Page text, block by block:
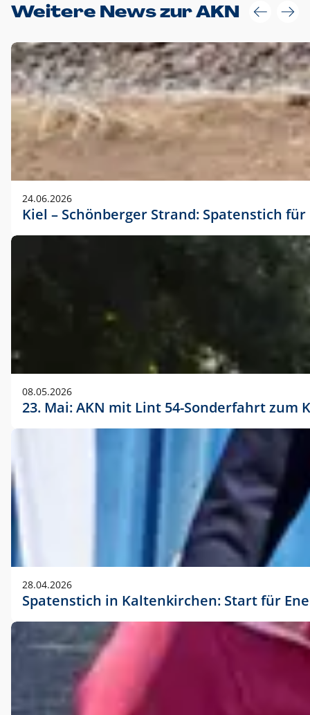
Weitere News zur AKN
24.06.2026
Kiel – Schönberger Strand: Spatenstich
08.05.2026
23. Mai: AKN mit Lint 54-Sonderfahrt
28.04.2026
Spatenstich in Kaltenkirchen: Start für